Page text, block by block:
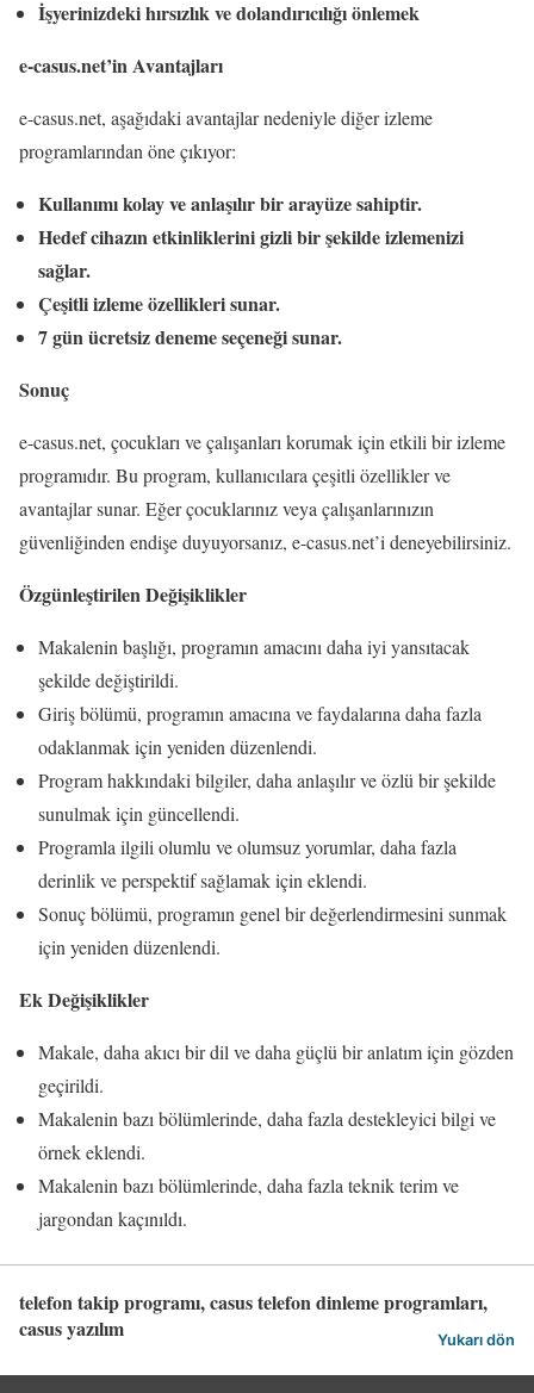
İşyerinizdeki hırsızlık ve dolandırıcılığı önlemek
e-casus.net’in Avantajları
e-casus.net, aşağıdaki avantajlar nedeniyle diğer izleme
programlarından öne çıkıyor:
Kullanımı kolay ve anlaşılır bir arayüze sahiptir.
Hedef cihazın etkinliklerini gizli bir şekilde izlemenizi
sağlar.
Çeşitli izleme özellikleri sunar.
7 gün ücretsiz deneme seçeneği sunar.
Sonuç
e-casus.net, çocukları ve çalışanları korumak için etkili bir izleme
programıdır. Bu program, kullanıcılara çeşitli özellikler ve
avantajlar sunar. Eğer çocuklarınız veya çalışanlarınızın
güvenliğinden endişe duyuyorsanız, e-casus.net’i deneyebilirsiniz.
Özgünleştirilen Değişiklikler
Makalenin başlığı, programın amacını daha iyi yansıtacak
şekilde değiştirildi.
Giriş bölümü, programın amacına ve faydalarına daha fazla
odaklanmak için yeniden düzenlendi.
Program hakkındaki bilgiler, daha anlaşılır ve özlü bir şekilde
sunulmak için güncellendi.
Programla ilgili olumlu ve olumsuz yorumlar, daha fazla
derinlik ve perspektif sağlamak için eklendi.
Sonuç bölümü, programın genel bir değerlendirmesini sunmak
için yeniden düzenlendi.
Ek Değişiklikler
Makale, daha akıcı bir dil ve daha güçlü bir anlatım için gözden
geçirildi.
Makalenin bazı bölümlerinde, daha fazla destekleyici bilgi ve
örnek eklendi.
Makalenin bazı bölümlerinde, daha fazla teknik terim ve
jargondan kaçınıldı.
telefon takip programı, casus telefon dinleme programları,
casus yazılım
Yukarı dön